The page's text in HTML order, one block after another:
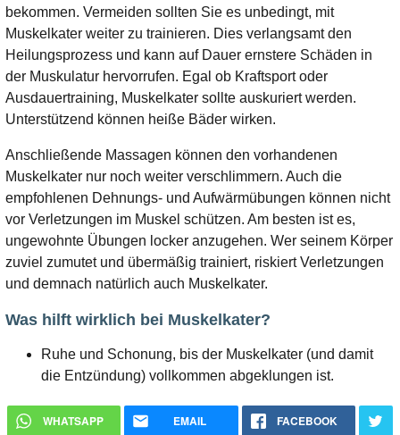
bekommen. Vermeiden sollten Sie es unbedingt, mit
Muskelkater weiter zu trainieren. Dies verlangsamt den
Heilungsprozess und kann auf Dauer ernstere Schäden in
der Muskulatur hervorrufen. Egal ob Kraftsport oder
Ausdauertraining, Muskelkater sollte auskuriert werden.
Unterstützend können heiße Bäder wirken.
Anschließende Massagen können den vorhandenen
Muskelkater nur noch weiter verschlimmern. Auch die
empfohlenen Dehnungs- und Aufwärmübungen können nicht
vor Verletzungen im Muskel schützen. Am besten ist es,
ungewohnte Übungen locker anzugehen. Wer seinem Körper
zuviel zumutet und übermäßig trainiert, riskiert Verletzungen
und demnach natürlich auch Muskelkater.
Was hilft wirklich bei Muskelkater?
Ruhe und Schonung, bis der Muskelkater (und damit
die Entzündung) vollkommen abgeklungen ist.
WHATSAPP EMAIL FACEBOOK